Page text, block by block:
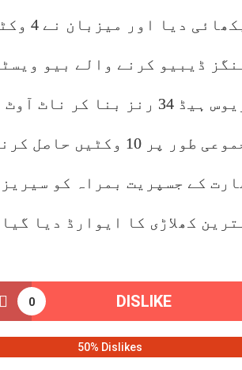
ٹریوس ہیڈ 34 رنز بنا
مجموعی طور پر 10
کھلاڑی کا ایوارڈ دیا
0 DISLIKE
50% Dislikes